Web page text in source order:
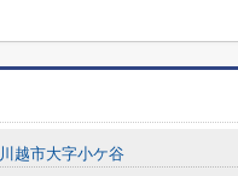
川越市大字小ケ谷